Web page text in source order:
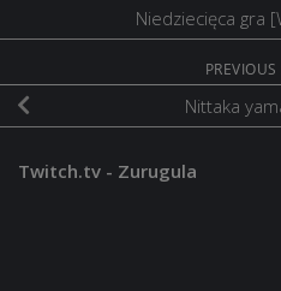
Niedziecięca gra
Nittaka
Twitch.tv - Zurugula